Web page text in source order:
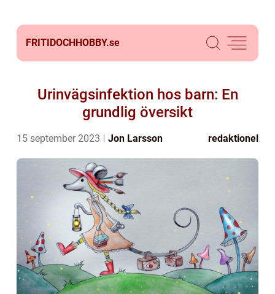
FRITIDOCHHOBBY.se
Urinvägsinfektion hos barn: En
grundlig översikt
15 september 2023 Jon Larsson redaktionel